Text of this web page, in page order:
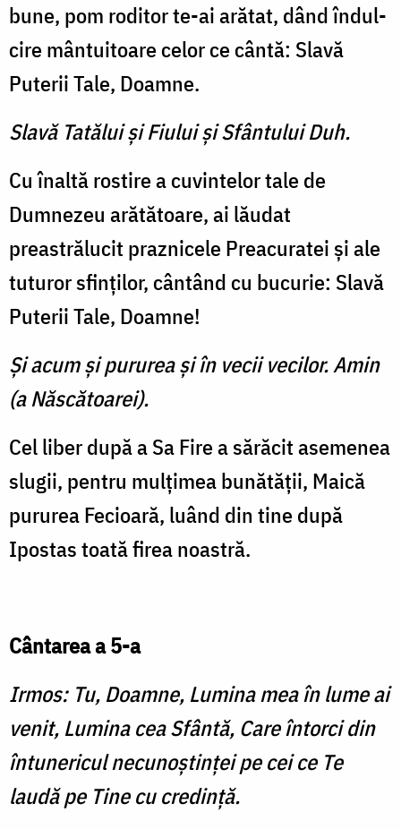
bune, pom ro­ditor te-ai arătat, dând îndul­
cire mântuitoare celor ce cântă: Slavă
Puterii Tale, Doamne.
Slavă Tatălui şi Fiului şi Sfântului Duh.
Cu înaltă rostire a cuvintelor tale de
Dumnezeu arătătoare, ai lăudat
preastrălucit praz­nicele Preacuratei şi ale
tuturor sfinţilor, cântând cu bucurie: Slavă
Puterii Tale, Doamne!
Şi acum şi pururea şi în vecii vecilor. Amin
(a Născătoarei).
Cel liber după a Sa Fire a sărăcit asemenea
slugii, pentru mulţimea bunătăţii, Maică
pu­rurea Fecioară, luând din tine după
Ipostas toată firea noastră.
Cântarea a 5-a
Irmos: Tu, Doamne, Lumina mea în lume ai
venit, Lumina cea Sfântă, Care întorci din
întunericul necunoştinţei pe cei ce Te
laudă pe Tine cu credinţă.